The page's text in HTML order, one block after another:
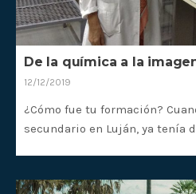
De la química a la
12/12/2019
¿Cómo fue tu formación?
secundario en Luján, ya tenía